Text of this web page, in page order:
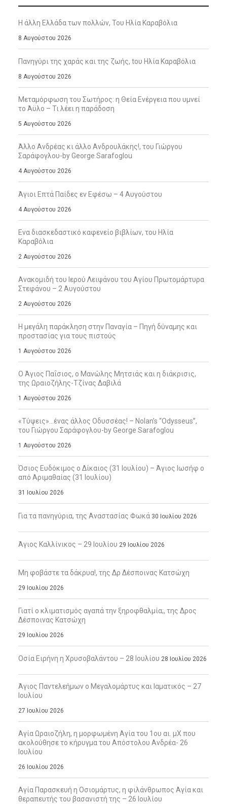
Η άλλη Ελλάδα των πολλών, Του Ηλία Καραβόλια
8 Αυγούστου 2026
Πανηγύρι της χαράς και της ζωής, tου Ηλία Καραβόλια
8 Αυγούστου 2026
Μεταμόρφωση του Σωτήρος: η Θεία Ενέργεια που υμνεί
το Άϋλο – Τι λέει η παράδοση
5 Αυγούστου 2026
Άλλο Ανδρέας κι άλλο Ανδρουλάκης!, του Γιώργου
Σαράφογλου-by George Sarafoglou
4 Αυγούστου 2026
Άγιοι Επτά Παίδες εν Εφέσω – 4 Αυγούστου
4 Αυγούστου 2026
Ενα διασκεδαστικό καφενείο βιβλίων, του Ηλία
Καραβόλια
2 Αυγούστου 2026
Ανακομιδή του Ιερού Λειψάνου του Αγίου Πρωτομάρτυρα
Στεφάνου – 2 Αυγούστου
2 Αυγούστου 2026
Η μεγάλη παράκληση στην Παναγία – Πηγή δύναμης και
προστασίας για τους πιστούς
1 Αυγούστου 2026
Ο Άγιος Παΐσιος, ο Μανώλης Μητσιάς και η διάκρισις,
της Ωραιοζήλης-Τζίνας Δαβιλά
1 Αυγούστου 2026
«Τύψεις»…ένας άλλος Οδυσσέας! – Nolan’s “Odysseus”,
του Γιώργου Σαράφογλου-by George Sarafoglou
1 Αυγούστου 2026
Όσιος Ευδόκιμος ο Δίκαιος (31 Ιουλίου) – Άγιος Ιωσήφ ο
από Αριμαθαίας (31 Ιουλίου)
31 Ιουλίου 2026
Για τα πανηγύρια, της Αναστασίας Φωκά 30 Ιουλίου 2026
Άγιος Καλλίνικος – 29 Ιουλίου 29 Ιουλίου 2026
Μη φοβάστε τα δάκρυα!, της Δρ Δέσποινας Κατσώχη
29 Ιουλίου 2026
Γιατί ο κλιματισμός αγαπά την ξηροφθαλμία;, της Δρος
Δέσποινας Κατσώχη
29 Ιουλίου 2026
Οσία Ειρήνη η Χρυσοβαλάντου – 28 Ιουλίου 28 Ιουλίου 2026
Άγιος Παντελεήμων ο Μεγαλομάρτυς και Ιαματικός – 27
Ιουλίου
27 Ιουλίου 2026
Αγία Ωραιοζήλη, η μορφωμένη Αγία του 1ου αι. μΧ που
ακολούθησε το κήρυγμα του Απόστολου Ανδρέα- 26
Ιουλίου
26 Ιουλίου 2026
Αγία Παρασκευή η Οσιομάρτυς, η φιλάνθρωπος Αγία και
θεραπευτής του βασανιστή της – 26 Ιουλίου